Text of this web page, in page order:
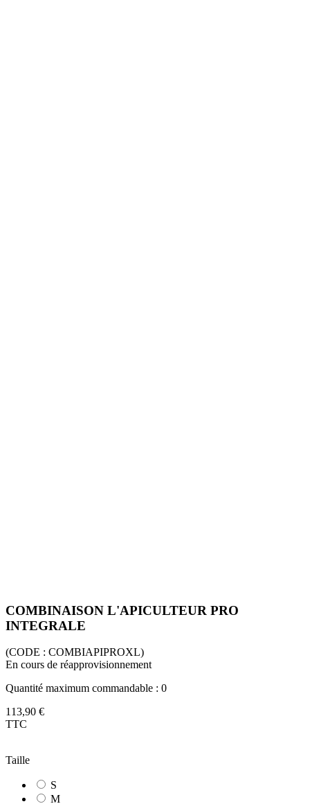
COMBINAISON L'APICULTEUR PRO
INTEGRALE
(CODE : COMBIAPIPROXL)
En cours de réapprovisionnement
Quantité maximum commandable : 0
113,90 €
TTC
Taille
S
M